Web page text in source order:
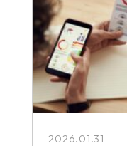
2026.01.31